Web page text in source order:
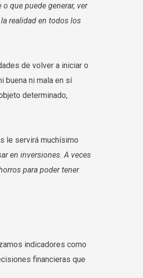
que puede generar, ver
realidad en todos los
de volver a iniciar o
buena ni mala en sí
determinado,
le servirá muchísimo
en inversiones. A veces
para poder tener
indicadores como
financieras que